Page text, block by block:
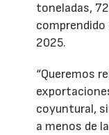
toneladas,
2025.
“Queremos
coyuntural,
a menos de